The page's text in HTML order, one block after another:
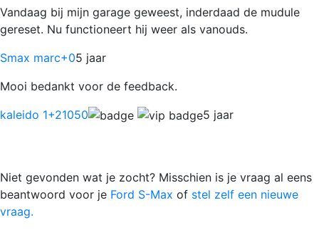
Vandaag bij mijn garage geweest, inderdaad de mudule
gereset. Nu functioneert hij weer als vanouds.
Smax marc+05 jaar
Mooi bedankt voor de feedback.
kaleido 1+21050 5 jaar
Niet gevonden wat je zocht? Misschien is je vraag al eens
beantwoord voor je Ford S-Max of stel zelf een nieuwe
vraag.